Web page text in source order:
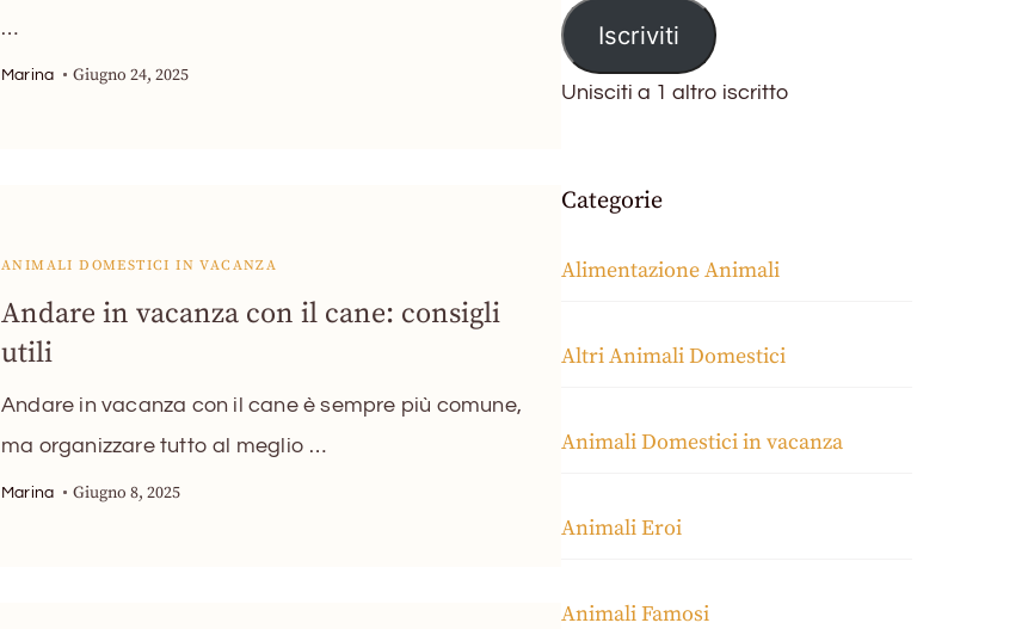
…
Marina Giugno 24, 2025
ANIMALI DOMESTICI IN VACANZA
Andare in vacanza con il cane: consigli
utili
Andare in vacanza con il cane è sempre più comune,
ma organizzare tutto al meglio …
Marina Giugno 8, 2025
Iscriviti
Unisciti a 1 altro iscritto
Categorie
Alimentazione Animali
Altri Animali Domestici
Animali Domestici in vacanza
Animali Eroi
Animali Famosi